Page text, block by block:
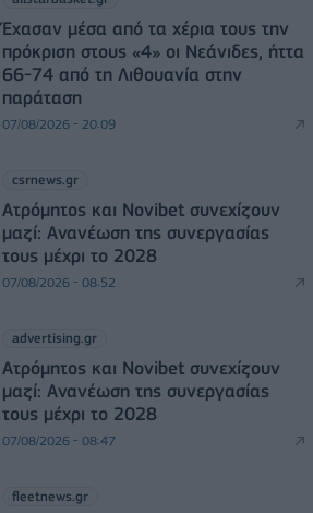
Έχασαν μέσα από τα χέρια τους την
πρόκριση στους «4» οι Νεάνιδες, ήττα
66-74 από τη Λιθουανία στην
παράταση
07/08/2026 - 20:09
csrnews.gr
Ατρόμητος και Novibet συνεχίζουν
μαζί: Ανανέωση της συνεργασίας
τους μέχρι το 2028
07/08/2026 - 08:52
advertising.gr
Ατρόμητος και Novibet συνεχίζουν
μαζί: Ανανέωση της συνεργασίας
τους μέχρι το 2028
07/08/2026 - 08:47
fleetnews.gr